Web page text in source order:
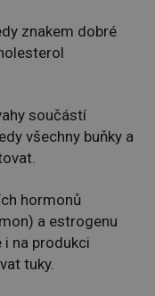
znakem dobré
součástí
všechny buňky a
hormonů
a estrogenu
i na produkci
tuky.